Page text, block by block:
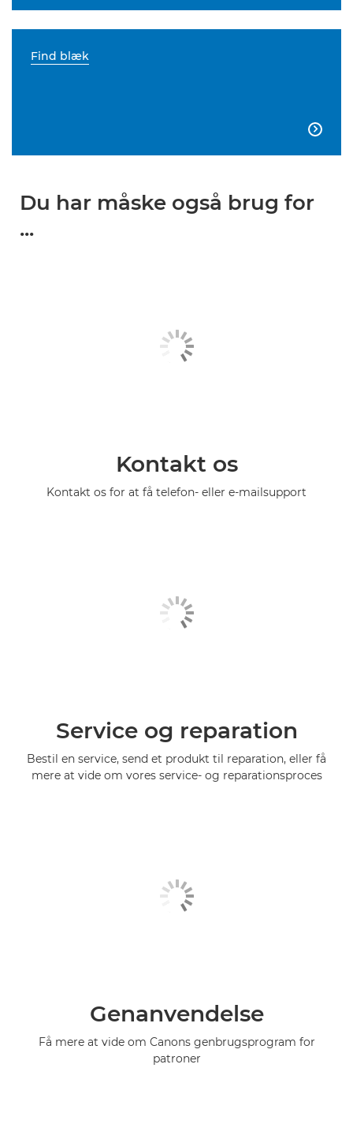
Find blæk

Du har måske også brug for
...
Kontakt os
Kontakt os for at få telefon- eller e-mailsupport
Service og reparation
Bestil en service, send et produkt til reparation, eller få
mere at vide om vores service- og reparationsproces
Genanvendelse
Få mere at vide om Canons genbrugsprogram for
patroner